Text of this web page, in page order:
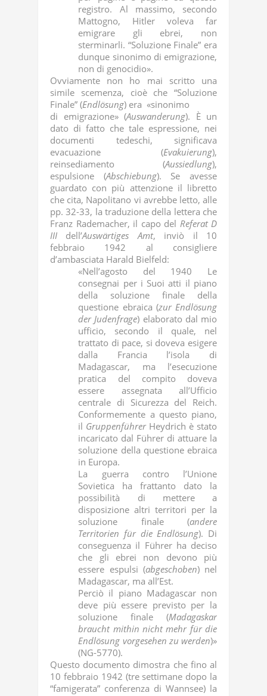
registro. Al massimo, secondo
Mattogno, Hitler voleva far
emigrare gli ebrei, non
sterminarli. “Soluzione Finale” era
dunque sinonimo di emigrazione,
non di genocidio».
Ovviamente non ho mai scritto una
simile scemenza, cioè che “Soluzione
Finale” (Endlösung) era «sinonimo
di emigrazione» (Auswanderung). È un
dato di fatto che tale espressione, nei
documenti tedeschi, significava
evacuazione (Evakuierung),
reinsediamento (Aussiedlung),
espulsione (Abschiebung). Se avesse
guardato con più attenzione il libretto
che cita, Napolitano vi avrebbe letto, alle
pp. 32-33, la traduzione della lettera che
Franz Rademacher, il capo del Referat D
III dell’Auswärtiges Amt, inviò il 10
febbraio 1942 al consigliere
d’ambasciata Harald Bielfeld:
«Nell’agosto del 1940 Le
consegnai per i Suoi atti il piano
della soluzione finale della
questione ebraica (zur Endlösung
der Judenfrage) elaborato dal mio
ufficio, secondo il quale, nel
trattato di pace, si doveva esigere
dalla Francia l’isola di
Madagascar, ma l’esecuzione
pratica del compito doveva
essere assegnata all’Ufficio
centrale di Sicurezza del Reich.
Conformemente a questo piano,
il GruppenführerHeydrich è stato
incaricato dal Führer di attuare la
soluzione della questione ebraica
in Europa.
La guerra contro l’Unione
Sovietica ha frattanto dato la
possibilità di mettere a
disposizione altri territori per la
soluzione finale (andere
Territorien für die Endlösung). Di
conseguenza il Führer ha deciso
che gli ebrei non devono più
essere espulsi (abgeschoben) nel
Madagascar, ma all’Est.
Perciò il piano Madagascar non
deve più essere previsto per la
soluzione finale (Madagaskar
braucht mithin nicht mehr für die
Endlösung vorgesehen zu werden)»
(NG-5770).
Questo documento dimostra che fino al
10 febbraio 1942 (tre settimane dopo la
“famigerata” conferenza di Wannsee) la